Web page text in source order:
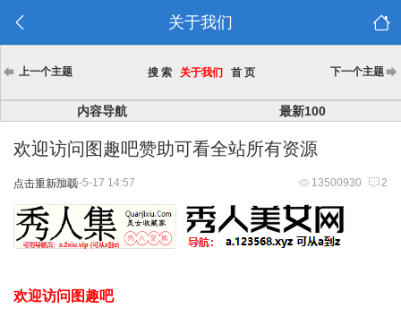
关于我们
上一个主题 搜 索 关于我们 首 页 下一个主题
内容导航 最新100
欢迎访问图趣吧赞助可看全站所有资源
点击重新加载 13500930 2
2025-5-17 14:57
欢迎访问图趣吧